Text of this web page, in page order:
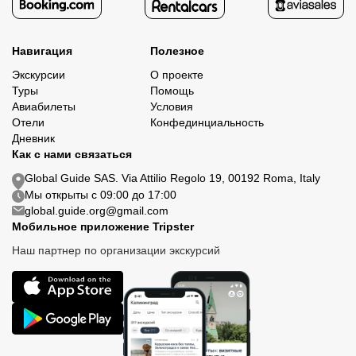
Навигация
Экскурсии
Туры
Авиабилеты
Отели
Дневник
Полезное
О проекте
Помощь
Условия
Конфединциальность
Как с нами связаться
Global Guide SAS. Via Attilio Regolo 19, 00192 Roma, Italy
Мы открыты с 09:00 до 17:00
global.guide.org@gmail.com
Мобильное приложение Tripster
Наш партнер по организации экскурсий